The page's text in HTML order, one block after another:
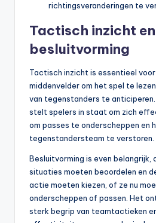
richtingsveranderingen te
Tactisch inzicht en
besluitvorming
Tactisch inzicht is essentieel
middenvelder om het spel te
van tegenstanders te
stelt spelers in staat om zich
om passes te onderscheppen en
tegenstandersteam te verstoren.
Besluitvorming is even belangrijk,
situaties moeten beoordelen en
actie moeten kiezen, of ze nu
onderscheppen of passen. Het
sterk begrip van teamtactieken